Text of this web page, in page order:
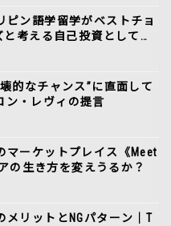
ピン語学留学がベストチョ
考える自己投資としての
的なチャンス”に直面して
ン・レヴィの提言
マーケットプレイス《Meet
の生き方を変えうるか？
メリットとNGパターン｜T